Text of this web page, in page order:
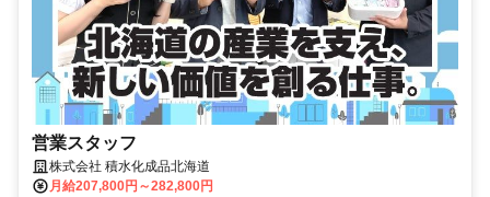
営業スタッフ
株式会社 積水化成品北海道
月給207,800円～282,800円